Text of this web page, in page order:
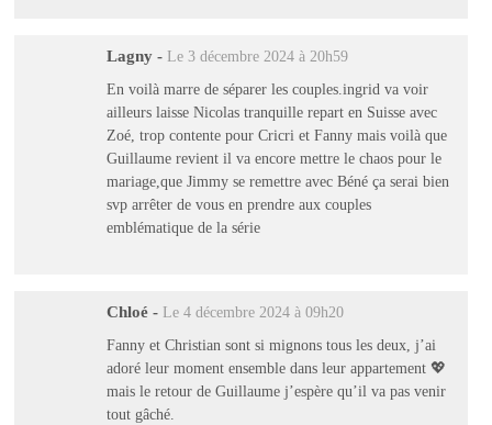
Lagny - Le 3 décembre 2024 à 20h59
En voilà marre de séparer les couples.ingrid va voir
ailleurs laisse Nicolas tranquille repart en Suisse avec
Zoé, trop contente pour Cricri et Fanny mais voilà que
Guillaume revient il va encore mettre le chaos pour le
mariage,que Jimmy se remettre avec Béné ça serai bien
svp arrêter de vous en prendre aux couples
emblématique de la série
Chloé - Le 4 décembre 2024 à 09h20
Fanny et Christian sont si mignons tous les deux, j’ai
adoré leur moment ensemble dans leur appartement 💖
mais le retour de Guillaume j’espère qu’il va pas venir
tout gâché.